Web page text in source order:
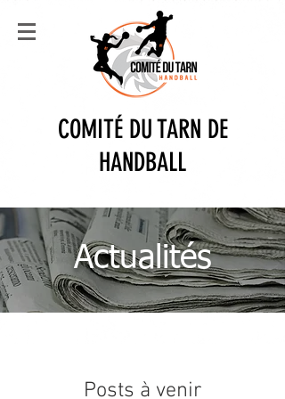
COMITÉ DU TARN DE
HANDBALL
Actualités
Posts à venir